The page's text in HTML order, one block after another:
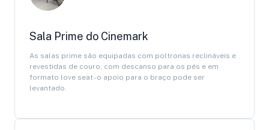
Sala Prime do Cinemark
As salas prime são equipadas com poltronas reclináveis e
revestidas de couro, com descanso para os pés e em
formato love seat - o apoio para o braço pode ser
levantado.